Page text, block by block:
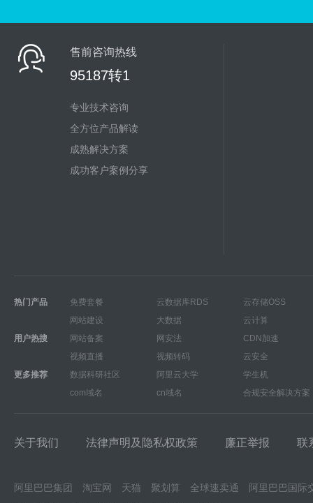
售前咨询热线
95187转1
专业技术咨询
全方位产品解读
成熟解决方案
成功客户案例分享
热门产品 免费套餐 云数据库RDS
云存储OSS
网站建设
大数据
云计算
用户热搜
网站备案 网安法
CDN加速
视频直播
视频转码
云安全
更多推荐
数据科研社区 阿里云大学
学生机
com域名
cn域名 合规安全解决方案
关于我们 法律声明及隐私权政策 廉正举报 联
阿里巴巴集团 淘宝网 天猫 聚划算 全球速卖通
阿里巴巴国际